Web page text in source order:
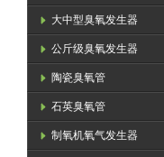
大中型臭氧发生器
公斤级臭氧发生器
陶瓷臭氧管
石英臭氧管
制氧机氧气发生器